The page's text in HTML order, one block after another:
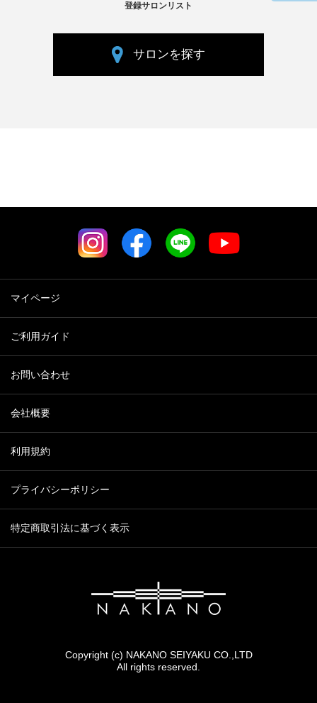
登録サロンリスト
サロンを探す
マイページ
ご利用ガイド
お問い合わせ
会社概要
利用規約
プライバシーポリシー
特定商取引法に基づく表示
Copyright (c) NAKANO SEIYAKU CO.,LTD
All rights reserved.